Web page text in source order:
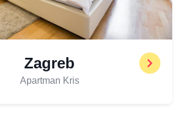
Zagreb
Apartman Kris